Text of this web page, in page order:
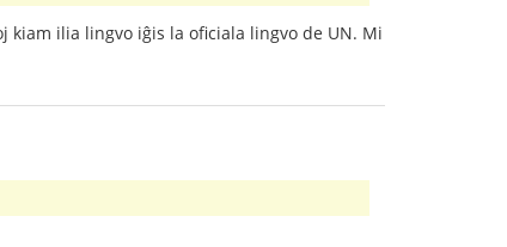
kiam ilia lingvo iĝis la oficiala lingvo de UN. Mi